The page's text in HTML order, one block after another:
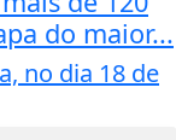
do maior...
no dia 18 de